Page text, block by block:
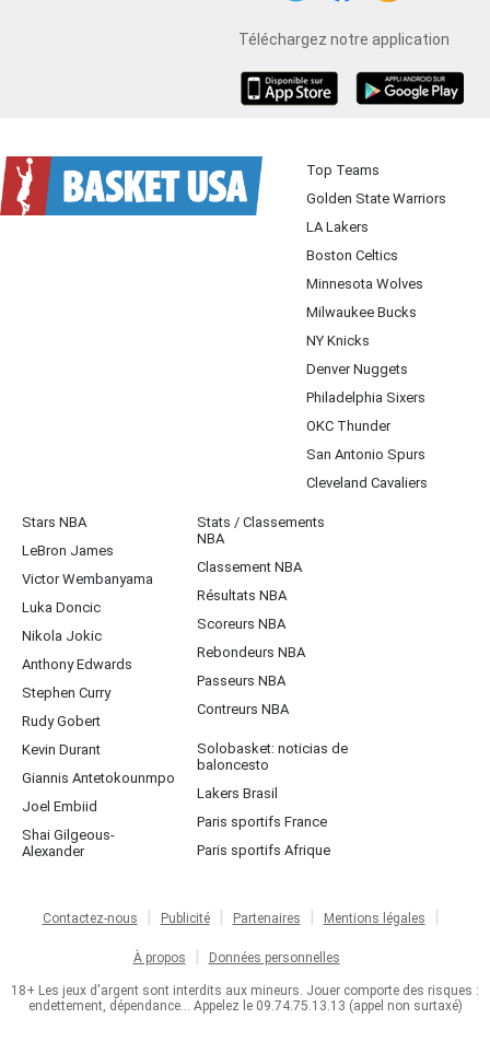
Téléchargez notre application
Top Teams
Golden State Warriors
LA Lakers
Boston Celtics
Minnesota Wolves
Milwaukee Bucks
NY Knicks
Denver Nuggets
Philadelphia Sixers
OKC Thunder
San Antonio Spurs
Cleveland Cavaliers
Stars NBA
LeBron James
Victor Wembanyama
Luka Doncic
Nikola Jokic
Anthony Edwards
Stephen Curry
Rudy Gobert
Kevin Durant
Giannis Antetokounmpo
Joel Embiid
Shai Gilgeous-
Alexander
Stats / Classements
NBA
Classement NBA
Résultats NBA
Scoreurs NBA
Rebondeurs NBA
Passeurs NBA
Contreurs NBA
Solobasket: noticias de
baloncesto
Lakers Brasil
Paris sportifs France
Paris sportifs Afrique
Contactez-nous Publicité Partenaires Mentions légales
À propos Données personnelles
18+ Les jeux d'argent sont interdits aux mineurs. Jouer comporte des risques :
endettement, dépendance... Appelez le 09.74.75.13.13 (appel non surtaxé)